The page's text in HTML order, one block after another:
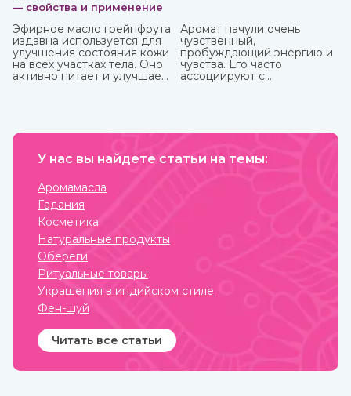
— свойства и применение
Эфирное масло грейпфрута
издавна используется для
улучшения состояния кожи
на всех участках тела. Оно
активно питает и улучшает
сильными. Также оно
настроение, бодрит и
силами.
Аромат пачули очень
чувственный,
пробуждающий энергию и
чувства. Его часто
ассоциируют с
сами деньги и все, что
привлечь финансы.
У нас вы найдете статьи на темы:
Аромамасла
Гадания
Косметика
Натуральные продукты
Обереги
Ритуальные товары
Украшения в индийском стиле
Фен-шуй
Читать все статьи